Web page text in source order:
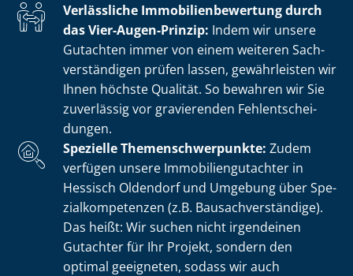
Verlässliche Im­mo­bi­li­en­be­wer­tung durch
das Vier-Augen-Prinzip: Indem wir unsere
Gutachten immer von einem weiteren Sach­
ver­stän­di­gen prüfen lassen, gewährleisten wir
Ihnen höchste Qualität. So bewahren wir Sie
zuverlässig vor gravierenden Fehl­ent­schei­
dun­gen.
Spezielle The­men­schwer­punk­te: Zudem
verfügen unsere Im­mo­bi­li­en­gut­ach­ter in
Hessisch Oldendorf und Umgebung über Spe­
zi­al­kom­pe­ten­zen (z.B. Bau­sach­ver­stän­di­ge).
Das heißt: Wir suchen nicht irgendeinen
Gutachter für Ihr Projekt, sondern den
optimal geeigneten, sodass wir auch